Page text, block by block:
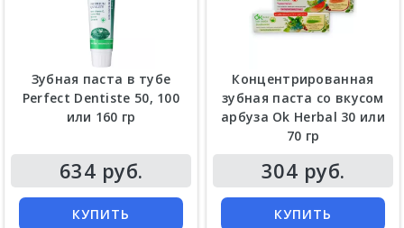
Зубная паста в тубе
Perfect Dentiste 50, 100
или 160 гр
634 руб.
КУПИТЬ
Концентрированная
зубная паста со вкусом
арбуза Ok Herbal 30 или
70 гр
304 руб.
КУПИТЬ